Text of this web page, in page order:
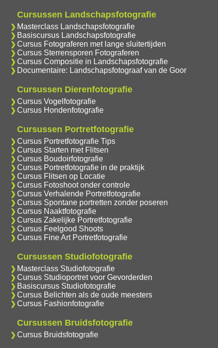
Cursussen Landschapsfotografie
Masterclass Landschapsfotografie
Basiscursus Landschapsfotografie
Cursus Fotograferen met lange sluitertijden
Cursus Sterrensporen Fotograferen
Cursus Compositie in Landschapsfotografie
Documentaire: Landschapsfotograaf van de Goor
Cursussen Dierenfotografie
Cursus Vogelfotografie
Cursus Hondenfotografie
Cursussen Portretfotografie
Cursus Portretfotografie Tips
Cursus Starten met Flitsen
Cursus Boudoirfotografie
Cursus Portretfotografie in de praktijk
Cursus Flitsen op Locatie
Cursus Fotoshoot onder controle
Cursus Verhalende Portretfotografie
Cursus Spontane portretten zonder poseren
Cursus Naaktfotografie
Cursus Zakelijke Portretfotografie
Cursus Feelgood Shoots
Cursus Fine Art Portretfotografie
Cursussen Studiofotografie
Masterclass Studiofotografie
Cursus Studioportret voor Gevorderden
Basiscursus Studiofotografie
Cursus Belichten als de oude meesters
Cursus Fashionfotografie
Cursussen Bruidsfotografie
Cursus Bruidsfotografie